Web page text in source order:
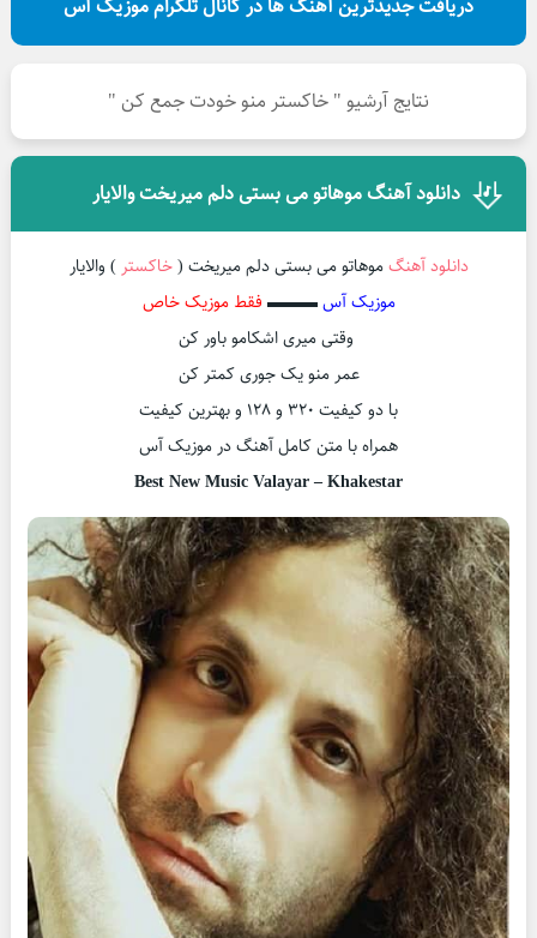
دریافت جدیدترین آهنگ ها در کانال تلگرام موزیک آس
نتایج آرشیو " خاکستر منو خودت جمع کن "
دانلود آهنگ موهاتو می بستی دلم میریخت والایار
دانلود آهنگموهاتو می بستی دلم میریخت (خاکستر ) والایار
موزیک آس▬▬▬ فقط موزیک خاص
وقتی میری اشکامو باور کن
عمر منو یک جوری کمتر کن
با دو کیفیت ۳۲۰ و ۱۲۸ و بهترین کیفیت
همراه با متن کامل آهنگ در موزیک آس
Best New Music Valayar – Khakestar